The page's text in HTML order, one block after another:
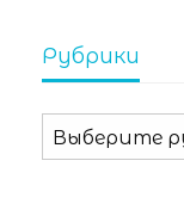
Рубрики
Рубрики